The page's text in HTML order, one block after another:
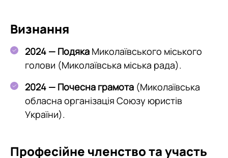
Визнання
2024 — ПодякаМиколаївського міського
голови (Миколаївська міська рада).
2024 — Почесна грамота(Миколаївська
обласна організація Союзу юристів
України).
Професійне членство та участь